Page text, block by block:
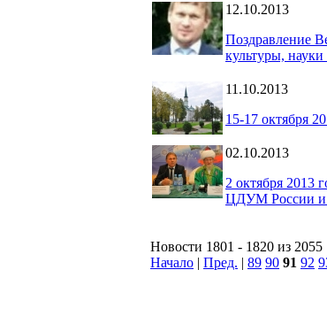
12.10.2013
Поздравление
культуры,
11.10.2013
15-17 октября
02.10.2013
2 октября 2013
ЦДУМ России и
Новости 1801 - 1820 из 2055
Начало | Пред. | 89 90 91 92